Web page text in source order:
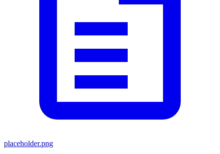
placeholder.png